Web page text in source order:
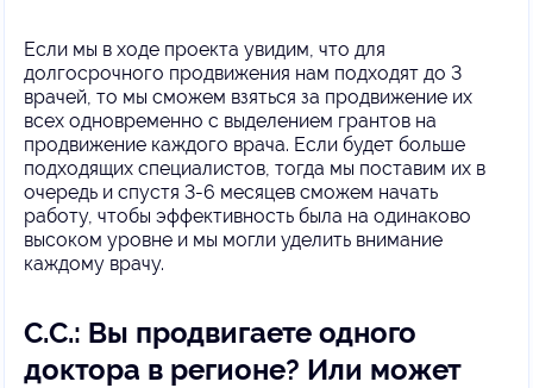
Если мы в ходе проекта увидим, что для
долгосрочного продвижения нам подходят до 3
врачей, то мы сможем взяться за продвижение их
всех одновременно с выделением грантов на
продвижение каждого врача. Если будет больше
подходящих специалистов, тогда мы поставим их в
очередь и спустя 3-6 месяцев сможем начать
работу, чтобы эффективность была на одинаково
высоком уровне и мы могли уделить внимание
каждому врачу.
С.С.: Вы продвигаете одного
доктора в регионе? Или может